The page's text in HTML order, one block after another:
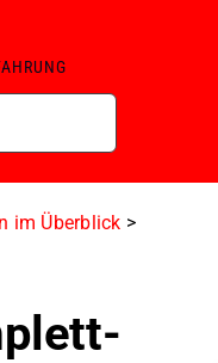
PARTNER MIT
im Überblick >